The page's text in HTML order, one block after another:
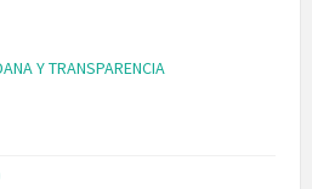
Y TRANSPARENCIA